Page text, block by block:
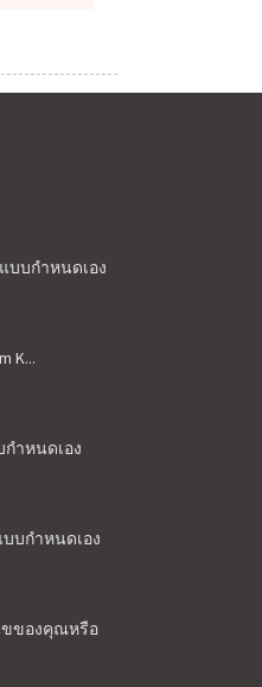
บบกำหนดเอง
K...
กำหนดเอง
บกำหนดเอง
ขของคุณหรือ